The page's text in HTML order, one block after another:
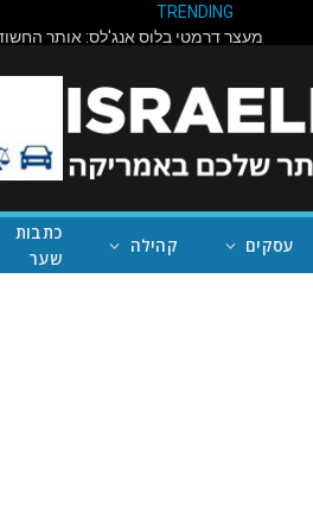
TRENDING
עסקים קהילה
כתבות
שער